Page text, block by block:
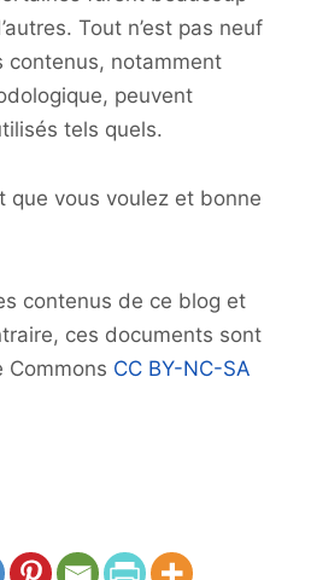
Tout n’est pas neuf
contenus, notamment
peuvent
tels quels.
que vous voulez et bonne
contenus de ce blog et
ces documents sont
Commons CC BY-NC-SA